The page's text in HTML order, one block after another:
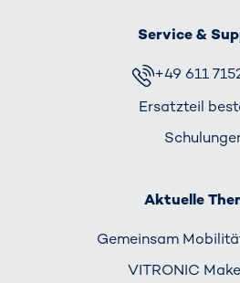
Service &
+49 611
Ersatzteil
Aktuelle
Gemeinsam
VITRONIC